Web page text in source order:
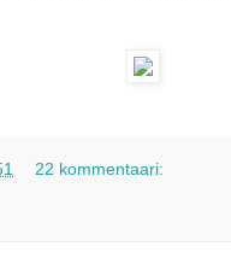
22 kommentaari: